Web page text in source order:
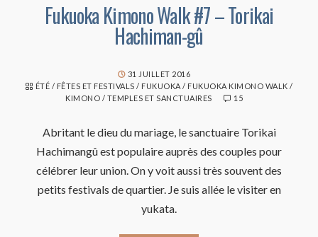
Fukuoka Kimono Walk #7 – Torikai
Hachiman-gû
31 JUILLET 2016
ÉTÉ / FÊTES ET FESTIVALS / FUKUOKA / FUKUOKA KIMONO WALK /
KIMONO / TEMPLES ET SANCTUAIRES 15
Abritant le dieu du mariage, le sanctuaire Torikai
Hachimangû est populaire auprès des couples pour
célébrer leur union. On y voit aussi très souvent des
petits festivals de quartier. Je suis allée le visiter en
yukata.